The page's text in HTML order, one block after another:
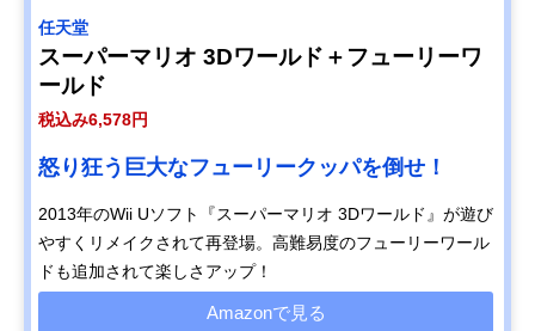
任天堂
スーパーマリオ 3Dワールド＋フューリーワ
ールド
税込み6,578円
怒り狂う巨大なフューリークッパを倒せ！
2013年のWii Uソフト『スーパーマリオ 3Dワールド』が遊び
やすくリメイクされて再登場。高難易度のフューリーワール
ドも追加されて楽しさアップ！
Amazonで見る